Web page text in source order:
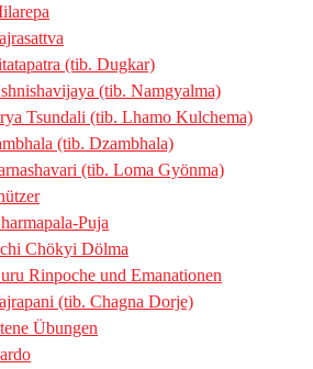
(tib. Dugkar)
(tib. Namgyalma)
Tsundali (tib. Lhamo Kulchema)
(tib. Dzambhala)
(tib. Loma Gyönma)
Puja
Chökyi Dölma
Rinpoche und Emanationen
(tib. Chagna Dorje)
Übungen